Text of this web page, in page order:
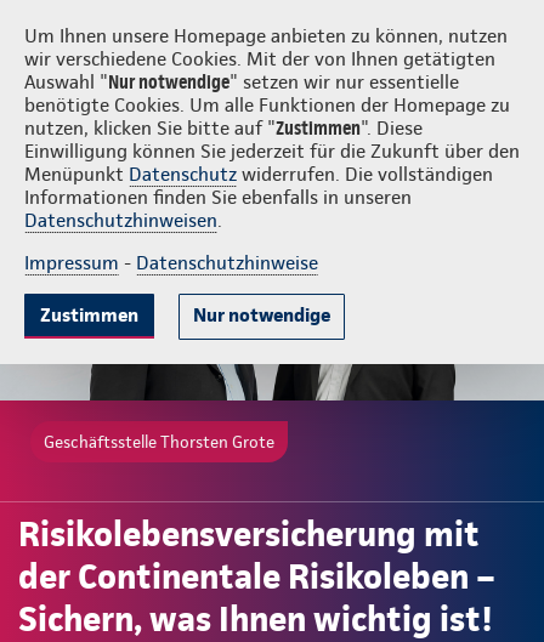
Um Ihnen unsere Homepage anbieten zu können, nutzen
wir verschiedene Cookies. Mit der von Ihnen getätigten
Auswahl "Nur notwendige" setzen wir nur essentielle
benötigte Cookies. Um alle Funktionen der Homepage zu
nutzen, klicken Sie bitte auf "Zustimmen". Diese
Einwilligung können Sie jederzeit für die Zukunft über den
Menüpunkt Datenschutz widerrufen. Die vollständigen
Informationen finden Sie ebenfalls in unseren
Datenschutzhinweisen.
Impressum - Datenschutzhinweise
Zustimmen Nur notwendige
Thorsten Grote Login
Gute Gründe Tarife & Leistungen Wissenswertes Beratung &
Geschäftsstelle Thorsten Grote
Risikolebensversicherung mit
der Continentale Risikoleben –
Sichern, was Ihnen wichtig ist!